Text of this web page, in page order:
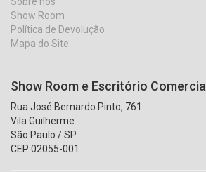
Show Room
Política de Devolução
Mapa do Site
Show Room e Escritório Comercial
Rua José Bernardo Pinto, 761
Vila Guilherme
São Paulo / SP
CEP 02055-001